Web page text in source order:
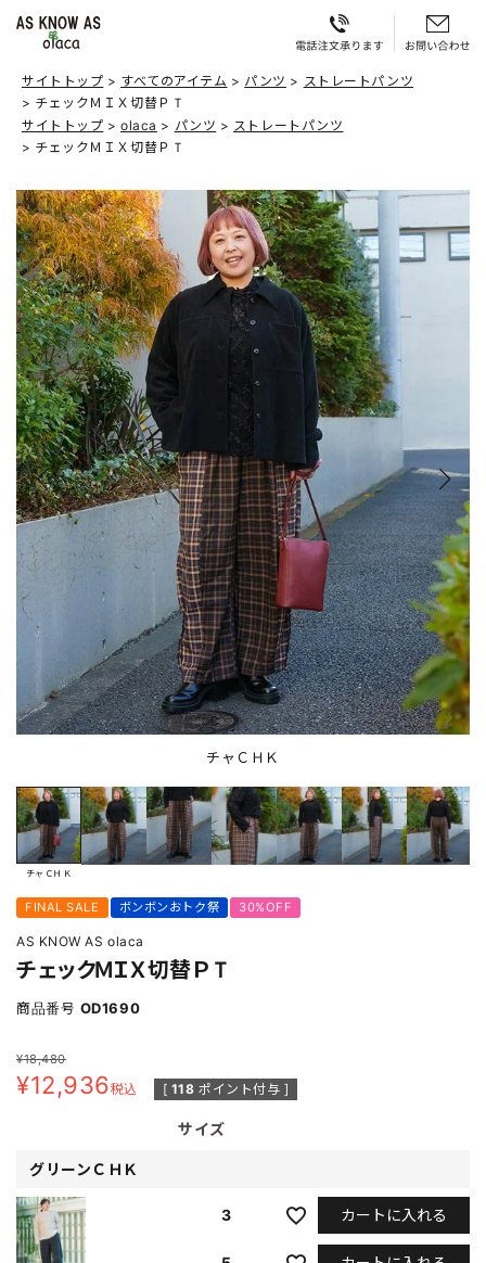
サイトトップ すべてのアイテム パンツ
ストレートパンツ
チェックＭＩＸ切替ＰＴ
サイトトップ
olaca パンツ
ストレートパンツ
チェックＭＩＸ切替ＰＴ
チャＣＨＫ
チャＣＨＫ
FINAL SALE ボンボンおトク祭 30%OFF
AS KNOW AS olaca
チェックＭＩＸ切替ＰＴ
商品番号 OD1690
¥18,480
¥12,936税込 [ 118 ポイント付与 ]
サイズ
グリーンＣＨＫ
3 カートに入れる